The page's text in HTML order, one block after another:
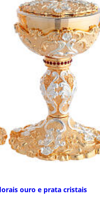
ouro e prata cristais